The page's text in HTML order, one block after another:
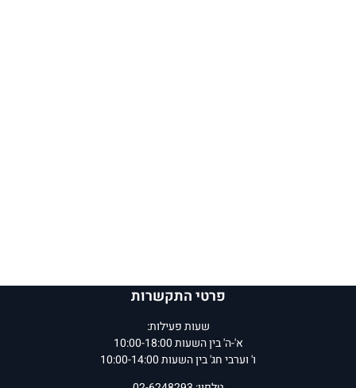
פרטי התקשרות
שעות פעילות:
א'-ה' בין השעות 10:00-18:00
ו' וערבי חג' בין השעות 10:00-14:00